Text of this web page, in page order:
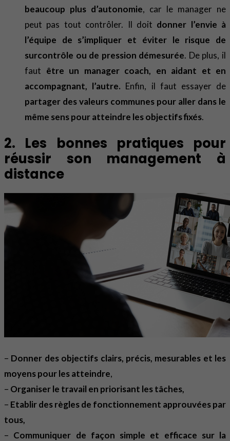
beaucoup plus d’autonomie, car le manager ne
peut pas tout contrôler. Il doit donner l’envie à
l’équipe de s’impliquer et éviter le risque de
surcontrôle ou de pression démesurée. De plus, il
faut être un manager coach, en aidant et en
accompagnant, l’autre. Enfin, il faut essayer de
partager des valeurs communes pour aller dans le
même sens pour atteindre les objectifs fixés.
2. Les bonnes pratiques pour
réussir son management à
distance
– Donner des objectifs clairs, précis, mesurables et les
moyens pour les atteindre,
– Organiser le travail en priorisant les tâches,
– Etablir des règles de fonctionnement approuvées par
tous,
– Communiquer de façon simple et efficace sur la